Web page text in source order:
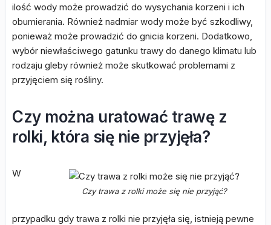
ilość wody może prowadzić do wysychania korzeni i ich
obumierania. Również nadmiar wody może być szkodliwy,
ponieważ może prowadzić do gnicia korzeni. Dodatkowo,
wybór niewłaściwego gatunku trawy do danego klimatu lub
rodzaju gleby również może skutkować problemami z
przyjęciem się rośliny.
Czy można uratować trawę z
rolki, która się nie przyjęła?
Czy trawa z rolki może się nie przyjąć?
W
przypadku gdy trawa z rolki nie przyjęła się, istnieją pewne